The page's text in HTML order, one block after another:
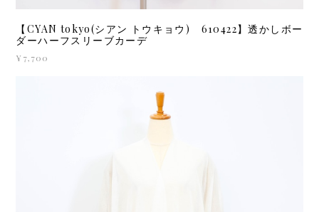
【CYAN tokyo(シアン トウキョウ) 610422】透かしボー
ダーハーフスリーブカーデ
¥7,700